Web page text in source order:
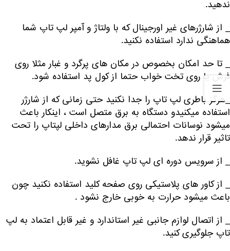
ندهید.
_ از شارژرهای غیر اورجینال که با ولتاژ و آمپر لپ تاپ شما
هماهنگی ندارد استفاده نکنید.
_ تا حد امکان بخصوص در مکان های پرگرد و غبار مثلا روی
فرش یا روی تخت خواب حتما از کول پد استفاده شود.
_هرگز باطری لپ تاپ را جدا نکنید حتی زمانی که از شارژر
استفاده میکنیدو دستگاه به برق متصل است ، اینکار باعث
میشود نوسانات احتمالی برق مدارهای داخلی لپتاپ را تحت
تاثیر قرار ندهد.
_ از سرویس دوره ای لپ تاپ غافل نشوید.
_ از کاور های پلاستیکی روی صفحه کلید استفاده نکنید چون
باعث میشود حرارت به خوبی خارج نشود .
_ از اتصال لوازم جانبی غیر استاندارد و غیر قابل اعتماد به لپ
تاپ جلوگیری کنید.